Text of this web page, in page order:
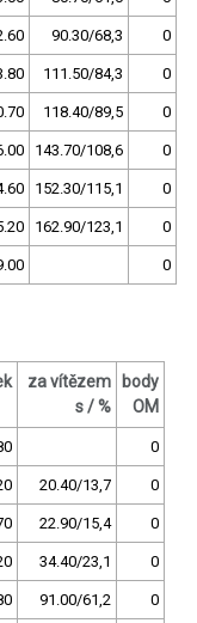
90.30/68,3 0
111.50/84,3 0
118.40/89,5 0
143.70/108,6 0
152.30/115,1 0
162.90/123,1 0
0
za vítězem
s / %
body
OM
0
20.40/13,7 0
22.90/15,4 0
34.40/23,1 0
91.00/61,2 0